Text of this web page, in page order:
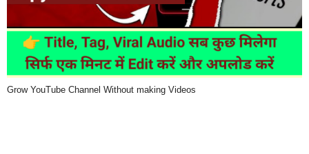
Grow YouTube Channel Without making Videos